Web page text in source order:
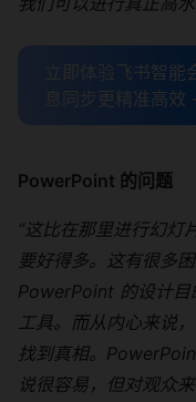
立即体验飞书智能
息同步更精准高效
PowerPoint 的问题
“这比在那里进行幻
要好得多。这有很多
PowerPoint 的设计目
工具。而从内心来说
找到真相。
说很容易，但对观众